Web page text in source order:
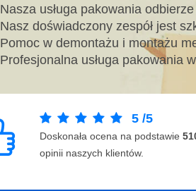
Nasza usługa pakowania
Nasz doświadczony zespół jest
Pomoc w demontażu i montażu
Profesjonalna usługa pakowania
5 /5
Doskonała ocena na podstawie
opinii naszych klientów.